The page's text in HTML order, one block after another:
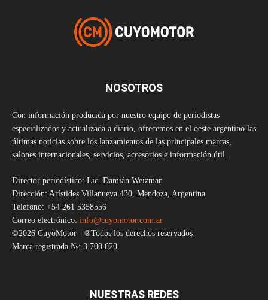
NOSOTROS
Con información producida por nuestro equipo de periodistas
especializados y actualizada a diario, ofrecemos en el oeste argentino las
últimas noticias sobre los lanzamientos de las principales marcas,
salones internacionales, servicios, accesorios e información útil.
Director periodístico: Lic. Damián Weizman
Dirección: Arístides Villanueva 430, Mendoza, Argentina
Teléfono: +54 261 5358556
Correo electrónico: info@cuyomotor.com.ar
©2026 CuyoMotor - ®Todos los derechos reservados
Marca registrada №: 3.700.020
NUESTRAS REDES